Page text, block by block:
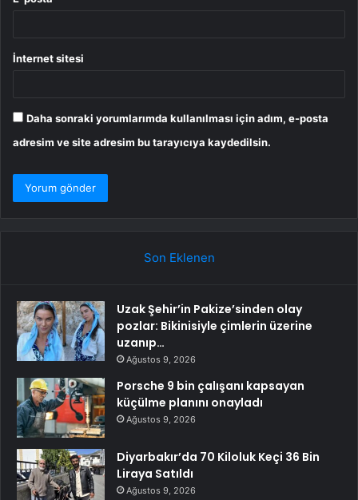
İnternet sitesi
Daha sonraki yorumlarımda kullanılması için adım, e-posta
adresim ve site adresim bu tarayıcıya kaydedilsin.
Son Eklenen
Uzak Şehir’in Pakize’sinden olay
pozlar: Bikinisiyle çimlerin üzerine
uzanıp…
Ağustos 9, 2026
Porsche 9 bin çalışanı kapsayan
küçülme planını onayladı
Ağustos 9, 2026
Diyarbakır’da 70 Kiloluk Keçi 36 Bin
Liraya Satıldı
Ağustos 9, 2026